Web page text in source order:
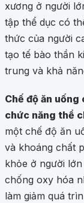
xương ở người
tập thể dục có
thức của người
tạo tế bào thần
trung và khả
Chế độ ăn
chức năng thể
một chế độ ăn
và khoáng chất
khỏe ở người
chống oxy hóa
làm giảm quá